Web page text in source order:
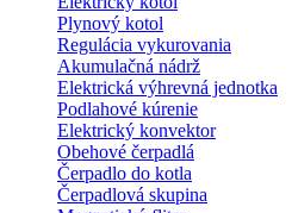
Plynový kotol
Regulácia vykurovania
Akumulačná nádrž
Elektrická výhrevná jednotka
Podlahové kúrenie
Elektrický konvektor
Obehové čerpadlá
Čerpadlo do kotla
Čerpadlová skupina